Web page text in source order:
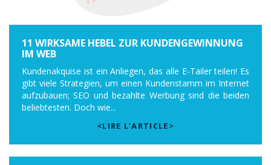
11 WIRKSAME HEBEL ZUR KUNDENGEWINNUNG
IM WEB
Kundenakquise ist ein Anliegen, das alle E-Tailer teilen! Es
gibt viele Strategien, um einen Kundenstamm im Internet
aufzubauen; SEO und bezahlte Werbung sind die beiden
beliebtesten. Doch wie...
<LIRE L’ARTICLE>